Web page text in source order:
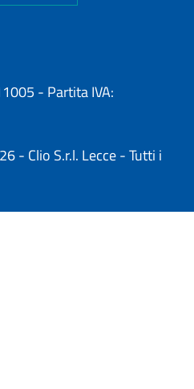
- Partita IVA:
- Clio S.r.l. Lecce - Tutti i